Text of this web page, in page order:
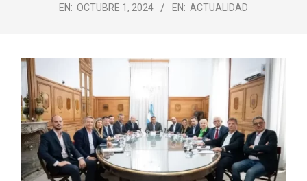
EN: OCTUBRE 1, 2024 EN: ACTUALIDAD